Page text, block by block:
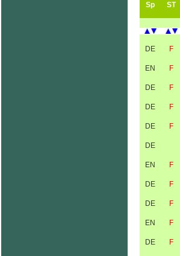
Sp ST
DE F
EN F
DE F
DE F
DE F
DE
EN F
DE F
DE F
EN F
DE F